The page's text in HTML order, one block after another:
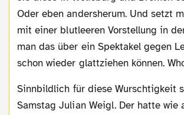
Oder eben andersherum. Und setzt
mit einer blutleeren Vorstellung in
man das über ein Spektakel gegen
schon wieder glattziehen können.
Sinnbildlich für diese Wurschtigkeit stand am
Samstag Julian Weigl. Der hatte wie